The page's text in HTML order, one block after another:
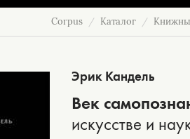
Corpus Каталог
Эрик Кандель
Век
искусстве и